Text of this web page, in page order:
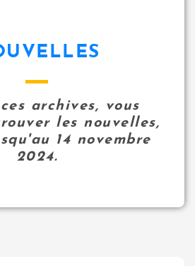
archives, vous
les nouvelles,
14 novembre
2024.